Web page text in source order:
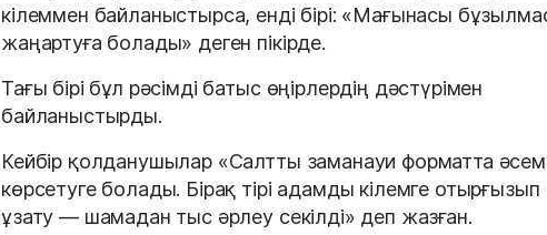
кілеммен байланыстырса, енді бірі: «Мағынасы
жаңартуға болады» деген пікірде.
Тағы бірі бұл рәсімді батыс өңірлердің дәстүрімен
байланыстырды.
Кейбір қолданушылар «Салтты заманауи форматта әсем
көрсетуге болады. Бірақ тірі адамды кілемге отырғызып
ұзату — шамадан тыс әрлеу секілді» деп жазған.